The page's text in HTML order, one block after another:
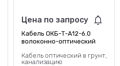
Цена по запросу
Кабель ОКБ-Т-А12-6.0
волоконно-оптический
Кабель оптический в грунт,
канализацию